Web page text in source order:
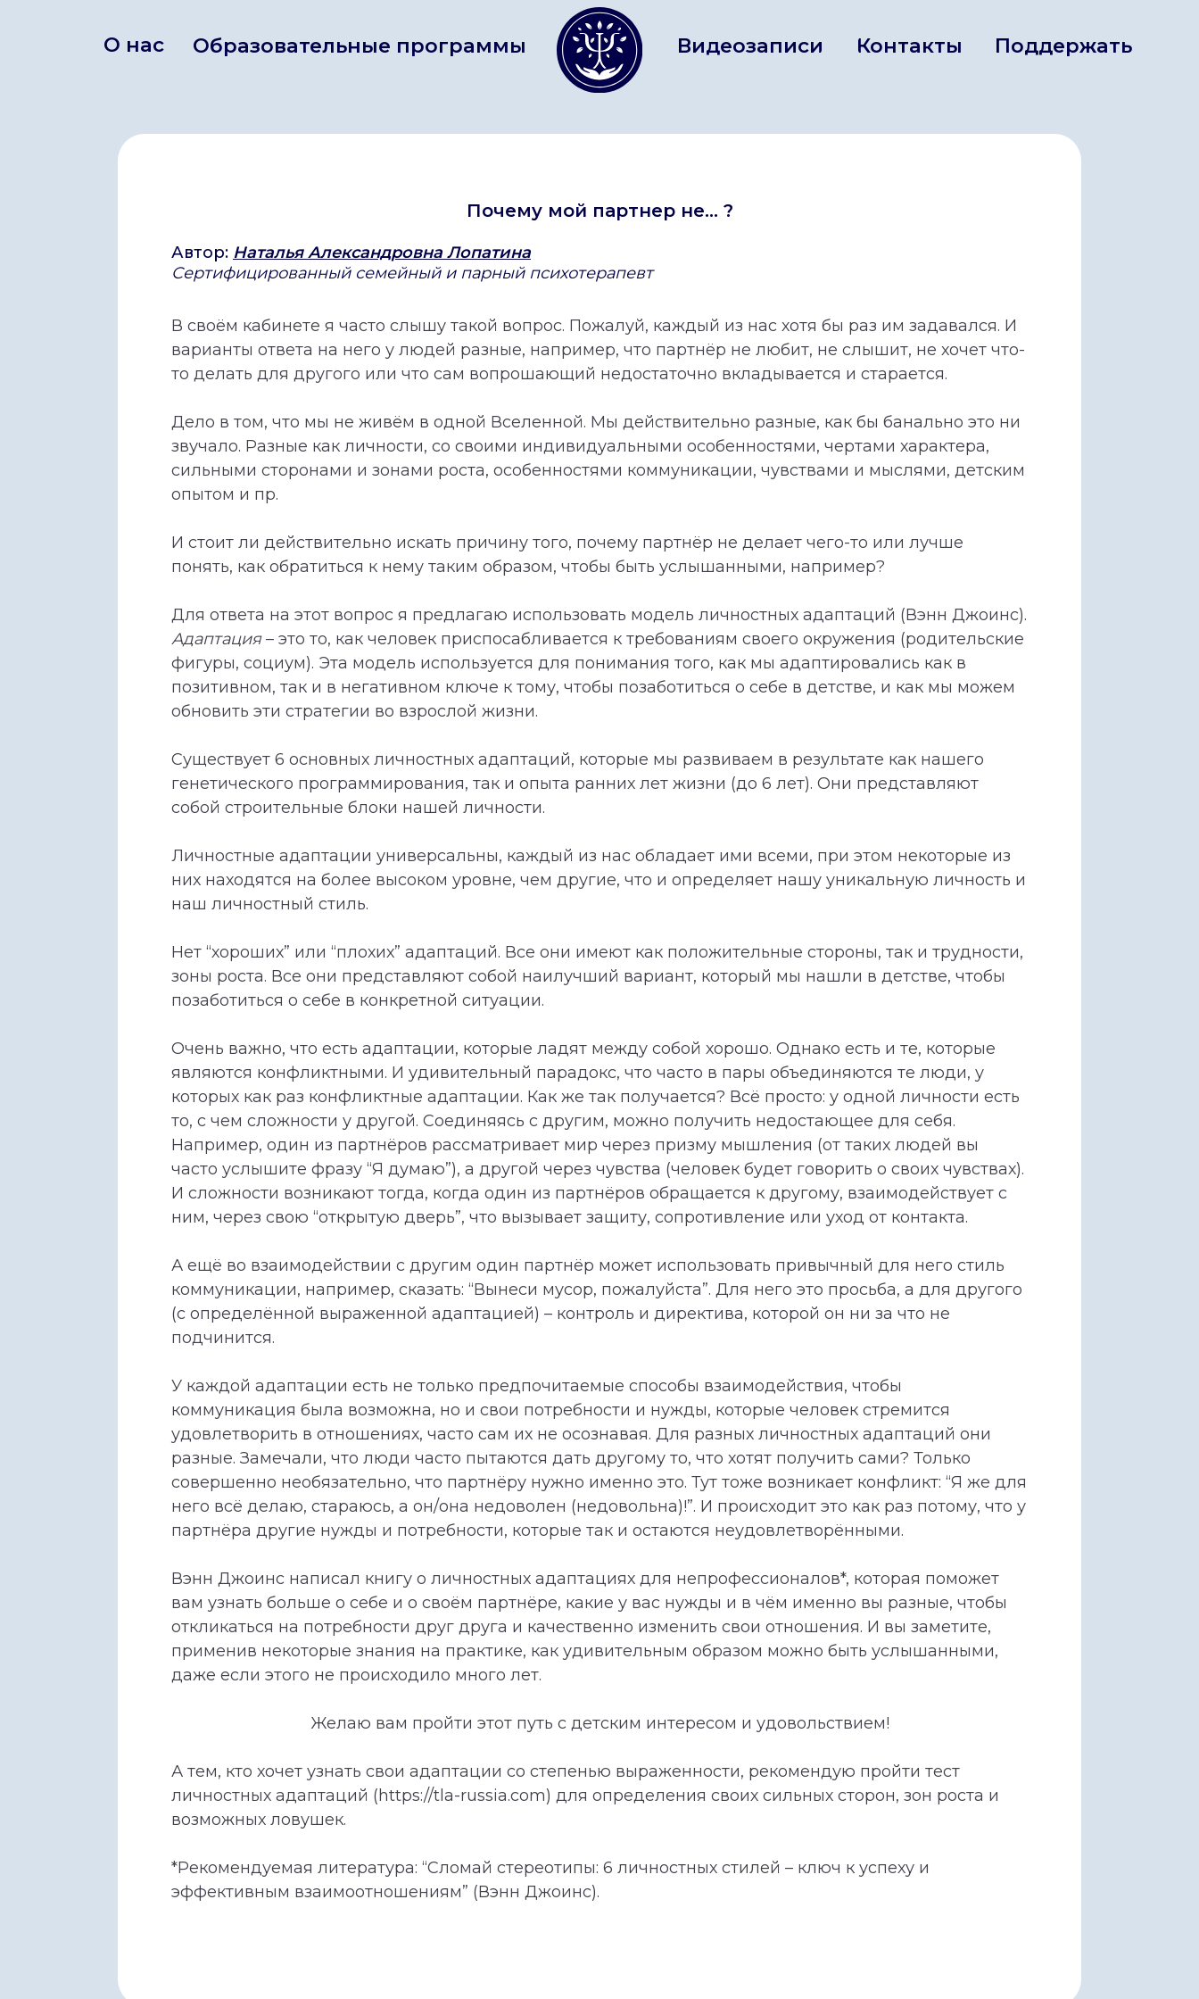
Поддержать
Образовательные программы Контакты
Видеозаписи
О нас
Почему мой партнeр не... ?
Автор: Наталья Александровна Лопатина
Сертифицированный семейный и парный психотерапевт
В своём кабинете я часто слышу такой вопрос. Пожалуй, каждый из нас хотя бы раз им задавался. И
варианты ответа на него у людей разные, например, что партнёр не любит, не слышит, не хочет что-
то делать для другого или что сам вопрошающий недостаточно вкладывается и старается.
Дело в том, что мы не живём в одной Вселенной. Мы действительно разные, как бы банально это ни
звучало. Разные как личности, со своими индивидуальными особенностями, чертами характера,
сильными сторонами и зонами роста, особенностями коммуникации, чувствами и мыслями, детским
опытом и пр.
И стоит ли действительно искать причину того, почему партнёр не делает чего-то или лучше
понять, как обратиться к нему таким образом, чтобы быть услышанными, например?
Для ответа на этот вопрос я предлагаю использовать модель личностных адаптаций (Вэнн Джоинс).
Адаптация– это то, как человек приспосабливается к требованиям своего окружения (родительские
фигуры, социум). Эта модель используется для понимания того, как мы адаптировались как в
позитивном, так и в негативном ключе к тому, чтобы позаботиться о себе в детстве, и как мы можем
обновить эти стратегии во взрослой жизни.
Существует 6 основных личностных адаптаций, которые мы развиваем в результате как нашего
генетического программирования, так и опыта ранних лет жизни (до 6 лет). Они представляют
собой строительные блоки нашей личности.
Личностные адаптации универсальны, каждый из нас обладает ими всеми, при этом некоторые из
них находятся на более высоком уровне, чем другие, что и определяет нашу уникальную личность и
наш личностный стиль.
Нет “хороших” или “плохих” адаптаций. Все они имеют как положительные стороны, так и трудности,
зоны роста. Все они представляют собой наилучший вариант, который мы нашли в детстве, чтобы
позаботиться о себе в конкретной ситуации.
Очень важно, что есть адаптации, которые ладят между собой хорошо. Однако есть и те, которые
являются конфликтными. И удивительный парадокс, что часто в пары объединяются те люди, у
которых как раз конфликтные адаптации. Как же так получается? Всё просто: у одной личности есть
то, с чем сложности у другой. Соединяясь с другим, можно получить недостающее для себя.
Например, один из партнёров рассматривает мир через призму мышления (от таких людей вы
часто услышите фразу “Я думаю”), а другой через чувства (человек будет говорить о своих чувствах).
И сложности возникают тогда, когда один из партнёров обращается к другому, взаимодействует с
ним, через свою “открытую дверь”, что вызывает защиту, сопротивление или уход от контакта.
А ещё во взаимодействии с другим один партнёр может использовать привычный для него стиль
коммуникации, например, сказать: “Вынеси мусор, пожалуйста”. Для него это просьба, а для другого
(с определённой выраженной адаптацией) – контроль и директива, которой он ни за что не
подчинится.
У каждой адаптации есть не только предпочитаемые способы взаимодействия, чтобы
коммуникация была возможна, но и свои потребности и нужды, которые человек стремится
удовлетворить в отношениях, часто сам их не осознавая. Для разных личностных адаптаций они
разные. Замечали, что люди часто пытаются дать другому то, что хотят получить сами? Только
совершенно необязательно, что партнёру нужно именно это. Тут тоже возникает конфликт: “Я же для
него всё делаю, стараюсь, а он/она недоволен (недовольна)!”. И происходит это как раз потому, что у
партнёра другие нужды и потребности, которые так и остаются неудовлетворёнными.
Вэнн Джоинс написал книгу о личностных адаптациях для непрофессионалов*, которая поможет
вам узнать больше о себе и о своём партнёре, какие у вас нужды и в чём именно вы разные, чтобы
откликаться на потребности друг друга и качественно изменить свои отношения. И вы заметите,
применив некоторые знания на практике, как удивительным образом можно быть услышанными,
даже если этого не происходило много лет.
Желаю вам пройти этот путь с детским интересом и удовольствием!
А тем, кто хочет узнать свои адаптации со степенью выраженности, рекомендую пройти тест
личностных адаптаций (https://tla-russia.com) для определения своих сильных сторон, зон роста и
возможных ловушек.
*Рекомендуемая литература: “Сломай стереотипы: 6 личностных стилей – ключ к успеху и
эффективным взаимоотношениям” (Вэнн Джоинс).